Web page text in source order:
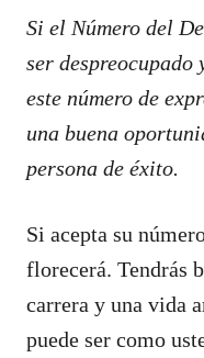
Si el Número del
ser
este número de
una buena
persona de éxito.
Si acepta su
florecerá. Tendrás
carrera y una vida
puede ser como